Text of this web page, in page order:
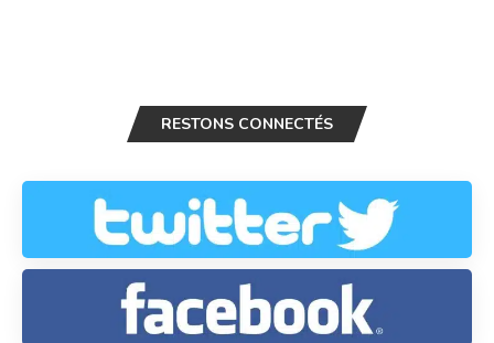
RESTONS CONNECTÉS